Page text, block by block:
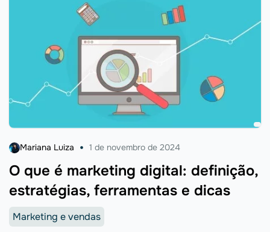
O que é marketing digital: definição,
estratégias, ferramentas e dicas
Mariana Luiza 1 de novembro de 2024
Marketing e vendas